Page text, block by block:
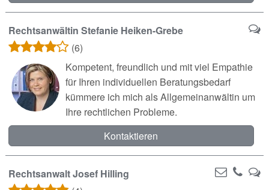
Rechtsanwältin Stefanie Heiken-Grebe
(6)
Kompetent, freundlich und mit viel Empathie
für Ihren individuellen Beratungsbedarf
kümmere ich mich als Allgemeinanwältin um
Ihre rechtlichen Probleme.
Kontaktieren
Rechtsanwalt Josef Hilling